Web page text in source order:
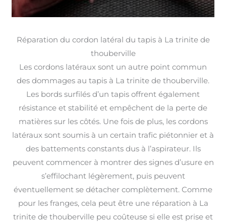
Réparation du cordon latéral du tapis à La trinite de
thouberville
Les cordons latéraux sont un autre point commun
des dommages au tapis à La trinite de thouberville.
Les bords surfilés d’un tapis offrent également
résistance et stabilité et empêchent de la perte de
matières sur les côtés. Une fois de plus, les cordons
latéraux sont soumis à un certain trafic piétonnier et à
des battements constants dus à l’aspirateur. Ils
peuvent commencer à montrer des signes d’usure en
s’effilochant légèrement, puis peuvent
éventuellement se détacher complètement. Comme
pour les franges, cela peut être une réparation à La
trinite de thouberville peu coûteuse si elle est prise et